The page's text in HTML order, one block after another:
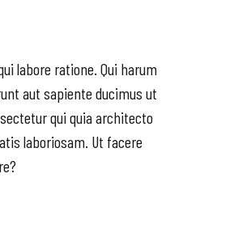
labore ratione. Qui harum
aut sapiente ducimus ut
qui quia architecto
laboriosam. Ut facere